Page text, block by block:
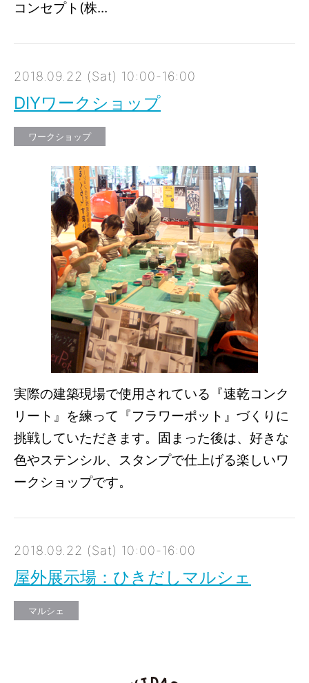
コンセプト(株...
2018.09.22 (Sat) 10:00-16:00
DIYワークショップ
ワークショップ
実際の建築現場で使用されている『速乾コンク
リート』を練って『フラワーポット』づくりに
挑戦していただきます。固まった後は、好きな
色やステンシル、スタンプで仕上げる楽しいワ
ークショップです。
2018.09.22 (Sat) 10:00-16:00
屋外展示場：ひきだしマルシェ
マルシェ